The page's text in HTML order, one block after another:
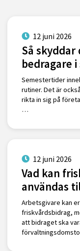
12 juni 2026
Så
bedragare
Semestertider
rutiner. Det är
rikta in sig på
…
12 juni 2026
Vad kan
användas
Arbetsgivare kan
friskvårdsbidrag,
att bidraget ska